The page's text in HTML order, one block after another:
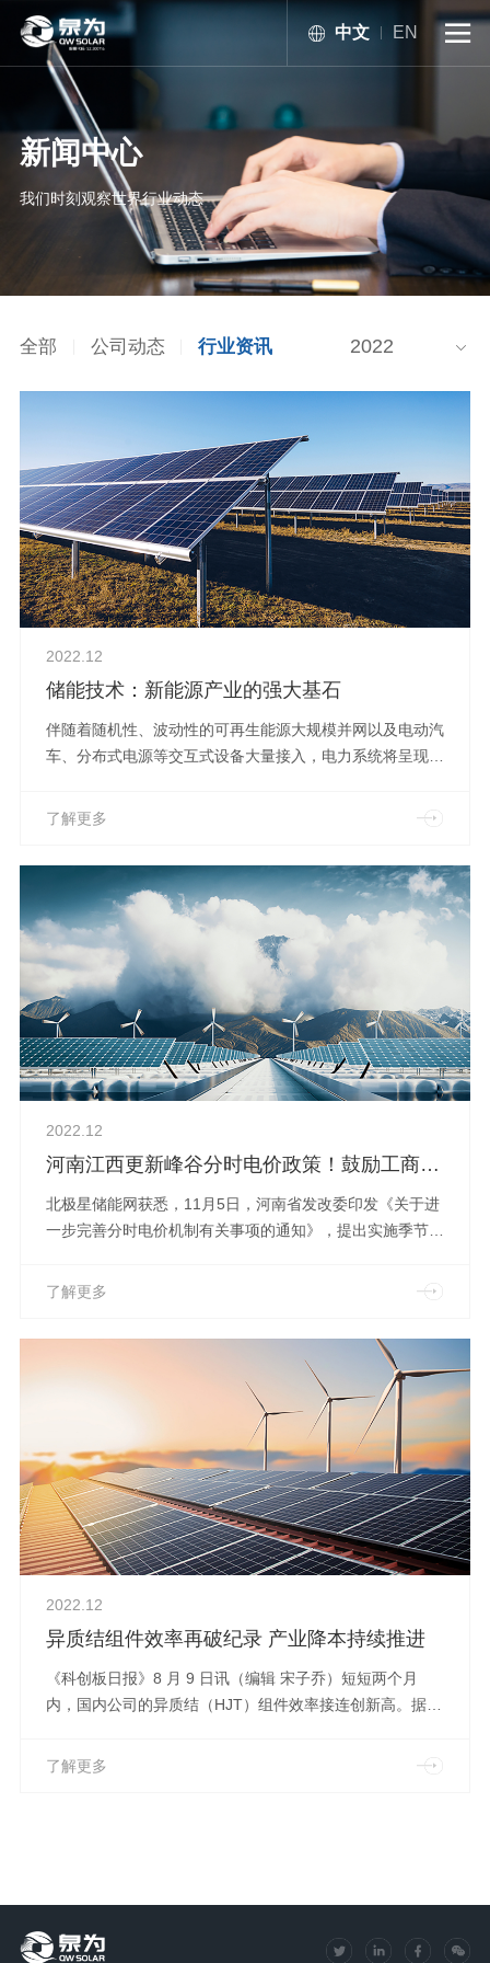
中文 EN 
新闻中心
我们时刻观察世界行业动态
全部 公司动态 行业资讯 2022 
2022.12
储能技术：新能源产业的强大基石
伴随着随机性、波动性的可再生能源大规模并网以及电动汽
车、分布式电源等交互式设备大量接入，电力系统将呈现高
统在供需平衡、系统调节、稳定特性、配网运行、控制保护
战。为了实现以新能源为主体的新型电力系统的负荷平衡，
储能将发挥重要作用。
了解更多
2022.12
河南江西更新峰谷分时电价政策！鼓励工商业配置储能
北极星储能网获悉，11月5日，河南省发改委印发《关于进
一步完善分时电价机制有关事项的通知》，提出实施季节性
础上，峰平谷电价比调整为1.71:1:0.47。同时恢复尖峰电
20%。
了解更多
2022.12
异质结组件效率再破纪录 产业降本持续推进
《科创板日报》8 月 9 日讯（编辑 宋子乔）短短两个月
内，国内公司的异质结（HJT）组件效率接连创新高。据钧
HJT 组件，经权威机构 T V 北德测试认证，该款微晶 HJT
了解更多